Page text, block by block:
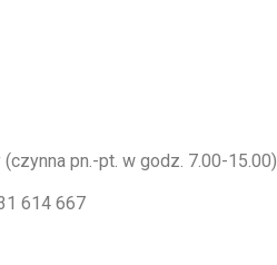
pn.-pt. w godz. 7.00-15.00)
614 667